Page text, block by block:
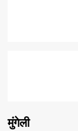
मुंगेली